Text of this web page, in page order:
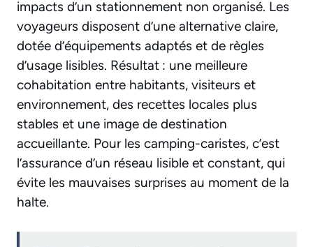
impacts d’un stationnement non organisé. Les
voyageurs disposent d’une alternative claire,
dotée d’équipements adaptés et de règles
d’usage lisibles. Résultat : une meilleure
cohabitation entre habitants, visiteurs et
environnement, des recettes locales plus
stables et une image de destination
accueillante. Pour les camping-caristes, c’est
l’assurance d’un réseau lisible et constant, qui
évite les mauvaises surprises au moment de la
halte.